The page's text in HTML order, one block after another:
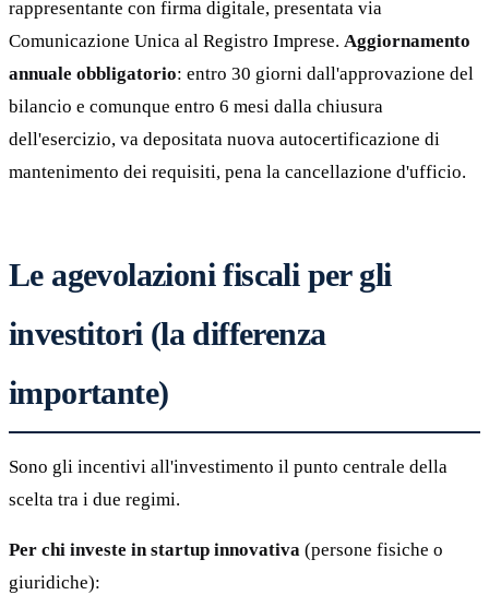
rappresentante con firma digitale, presentata via
Comunicazione Unica al Registro Imprese. Aggiornamento
annuale obbligatorio: entro 30 giorni dall'approvazione del
bilancio e comunque entro 6 mesi dalla chiusura
dell'esercizio, va depositata nuova autocertificazione di
mantenimento dei requisiti, pena la cancellazione d'ufficio.
Le agevolazioni fiscali per gli
investitori (la differenza
importante)
Sono gli incentivi all'investimento il punto centrale della
scelta tra i due regimi.
Per chi investe in startup innovativa (persone fisiche o
giuridiche):